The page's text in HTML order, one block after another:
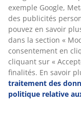
Livraison
vous proposer des
acceptez les cookies
données de
(par exemple
proposer des
pouvez en savoir
la section «
consentement en
cliquant sur «